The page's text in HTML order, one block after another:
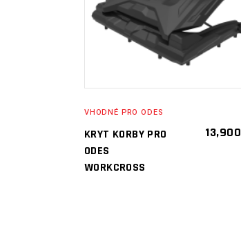
KOŠÍKU
VHODNÉ PRO ODES
KRYT KORBY PRO
ODES
WORKCROSS
13,900